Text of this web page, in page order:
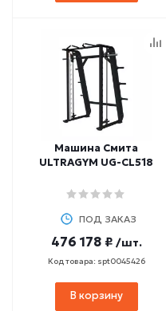
Машина Смита
ULTRAGYM UG-CL518
ПОД ЗАКАЗ
476 178 ₽ /шт.
Код товара: spt0045426
В корзину